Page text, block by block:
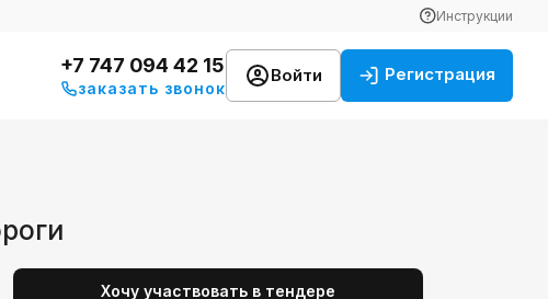
Инструкции
+7 747 094 42 15
заказать звонок
Войти Регистрация
Хочу участвовать в тендере